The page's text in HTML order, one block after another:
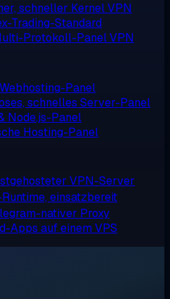
schneller Kernel VPN
Trading-Standard
Protokoll-Panel VPN
Panel
schnelles Server-Panel
Node.js-Panel
Hosting-Panel
VPN-Server
einsatzbereit
nativer Proxy
Apps auf einem VPS